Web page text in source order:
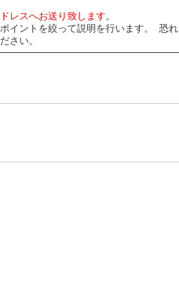
レスへお送り致します。
イントを絞って説明を行います。 恐れ
さい。